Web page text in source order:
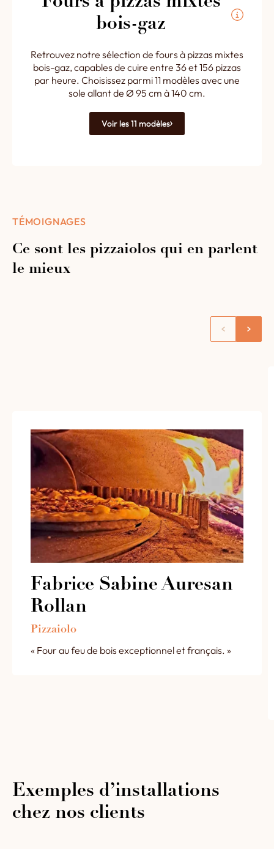
bois-gaz
Retrouvez notre sélection de fours à pizzas mixtes
bois-gaz, capables de cuire entre 36 et 156 pizzas
par heure. Choisissez parmi 11 modèles avec une
sole allant de Ø 95 cm à 140 cm.
Voir les 11 modèles
TÉMOIGNAGES
Ce sont les pizzaiolos qui en parlent
le mieux
Fabrice Sabine Auresan
Rollan
Pizzaiolo
« Four au feu de bois exceptionnel et français. »
Exemples d’installations
chez nos clients